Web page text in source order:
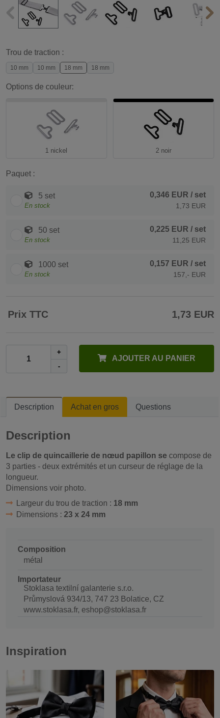
Trou de traction :
10 mm 10 mm 18 mm 18 mm
Options de couleur:
1 nickel 2 noir
Paquet :
5 set
En stock
0,346 EUR / set
1,73 EUR
50 set
En stock
0,225 EUR / set
11,25 EUR
1000 set
En stock
0,157 EUR / set
157,- EUR
Prix TTC 1,73 EUR
+
-
AJOUTER AU PANIER
Description Achat en gros Questions
Description
Le clip de quincaillerie de nœud papillon se compose de
3 parties - deux extrémités et un curseur de réglage de la
longueur.
Dimensions voir photo.
Largeur du trou de traction : 18 mm
Dimensions : 23 x 24 mm
Composition
métal
Importateur
Stoklasa textilní galanterie s.r.o.
Průmyslová 934/13, 747 23 Bolatice, CZ
www.stoklasa.fr, eshop@stoklasa.fr
Inspiration